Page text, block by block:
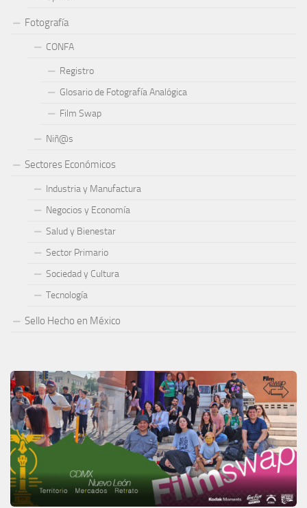
Fotografía
CONFA
Registro
Glosario de Fotografía Analógica
Film Swap
Niñ@s
Sectores Económicos
Industria y Manufactura
Negocios y Economía
Salud y Bienestar
Sector Primario
Sociedad y Cultura
Tecnología
Sello Hecho en México